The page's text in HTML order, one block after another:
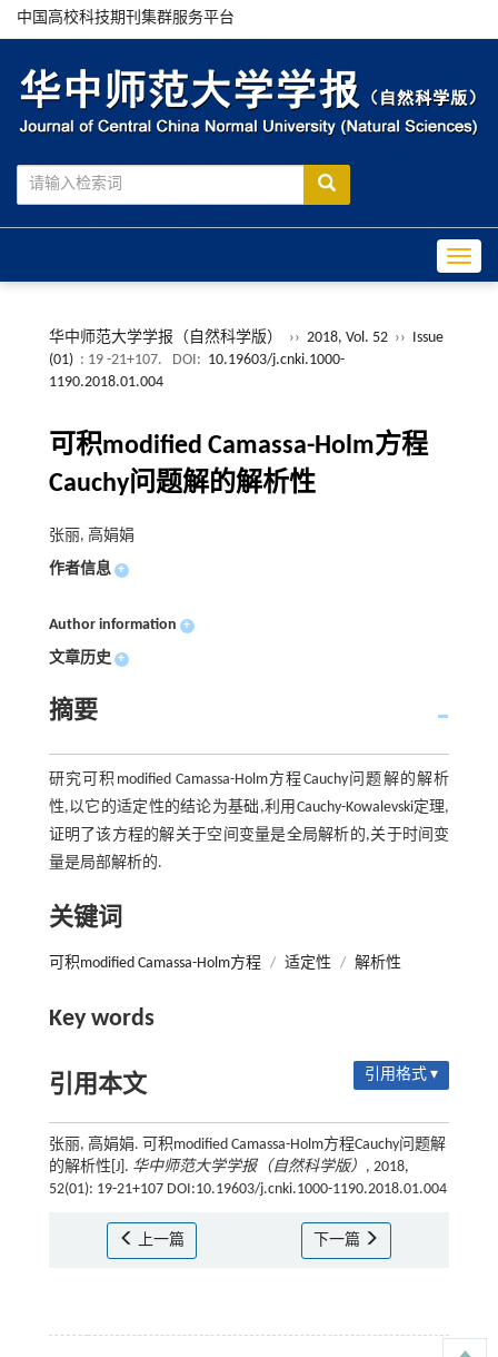
中国高校科技期刊集群服务平台
华中师范大学学报（自然科学版） ›› 2018, Vol. 52 ››
Issue
(01) : 19 -21+107. DOI: 10.19603/j.cnki.1000-
1190.2018.01.004
可积modified Camassa-Holm方程
Cauchy问题解的解析性
张丽, 高娟娟
作者信息 +
Author information +
文章历史 +
摘要
研究可积modified Camassa-Holm方程Cauchy问题解的解析
性,以它的适定性的结论为基础,利用Cauchy-Kowalevski定理,
证明了该方程的解关于空间变量是全局解析的,关于时间变
量是局部解析的.
关键词
可积modified Camassa-Holm方程 / 适定性 / 解析性
Key words
引用本文 引用格式 ▾
张丽, 高娟娟. 可积modified Camassa-Holm方程Cauchy问题解
的解析性[J]. 华中师范大学学报（自然科学版） , 2018,
52(01): 19-21+107 DOI:10.19603/j.cnki.1000-1190.2018.01.004
上一篇 下一篇